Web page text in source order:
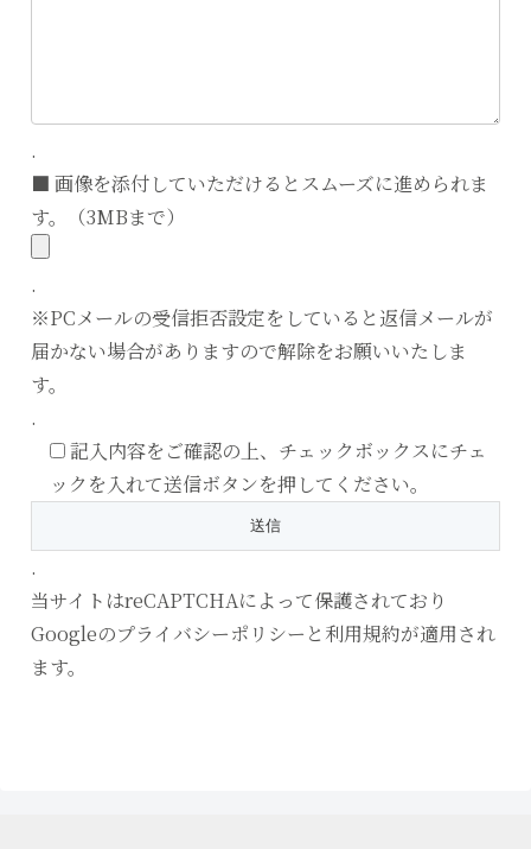
.
■ 画像を添付していただけるとスムーズに進められま
す。（3MBまで）
.
※PCメールの受信拒否設定をしていると返信メールが
届かない場合がありますので解除をお願いいたしま
す。
.
記入内容をご確認の上、チェックボックスにチェ
ックを入れて送信ボタンを押してください。
.
当サイトはreCAPTCHAによって保護されており
Googleのプライバシーポリシー と利用規約が適用され
ます。